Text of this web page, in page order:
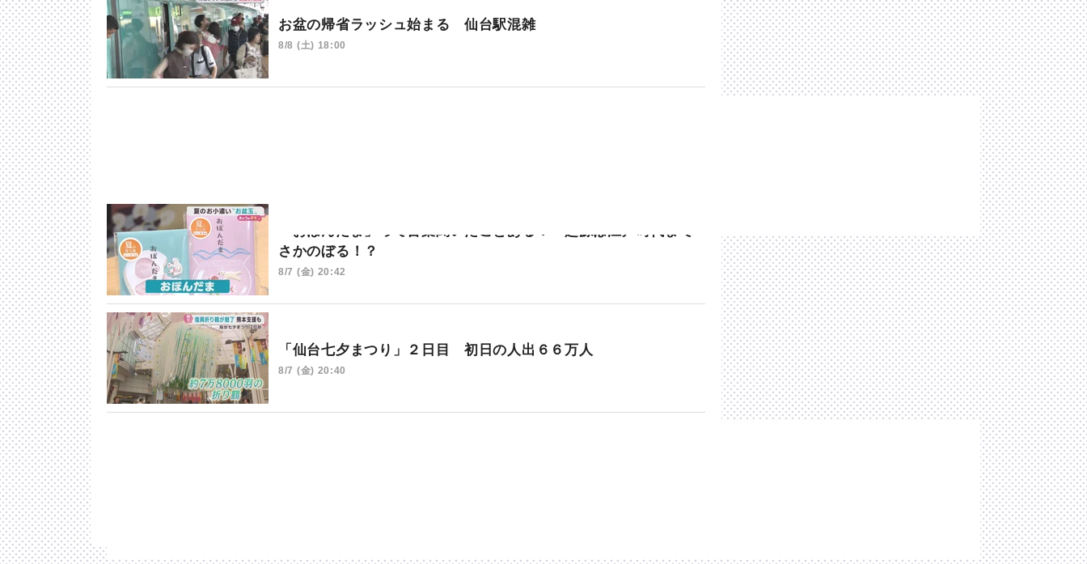
お盆の帰省ラッシュ始まる 仙台駅混雑
8/8 (土) 18:00
「おぼんだま」って言葉聞いたことある？ 起源は江戸時代まで
さかのぼる！？
8/7 (金) 20:42
「仙台七夕まつり」２日目 初日の人出６６万人
8/7 (金) 20:40